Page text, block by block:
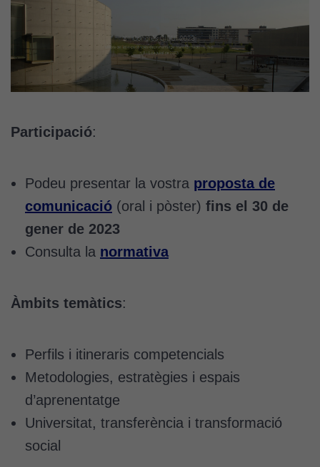
Participació:
Podeu presentar la vostra proposta de
comunicació (oral i pòster) fins el 30 de
gener de 2023
Consulta la normativa
Àmbits temàtics:
Perfils i itineraris competencials
Metodologies, estratègies i espais
d’aprenentatge
Universitat, transferència i transformació
social